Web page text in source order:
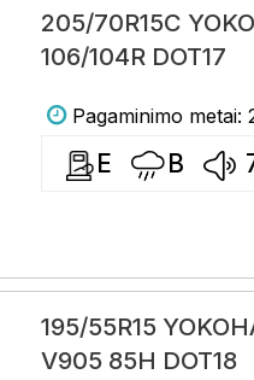
205/70R15C
106/104R DOT17
Pagaminimo metai:
E B
195/55R15
V905 85H DOT18